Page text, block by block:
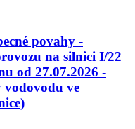
povahy -
na silnici I/22
od 27.07.2026 -
vodovodu ve